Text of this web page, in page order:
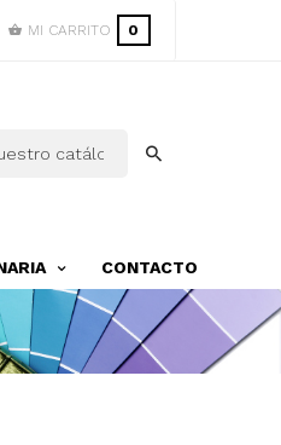
MI CARRITO 0
CONTACTO